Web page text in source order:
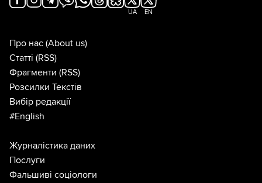
UA EN
Про нас (About us)
Статті (RSS)
Фрагменти (RSS)
Розсилки Текстів
Вибір редакції
#English
Журналістика даних
Послуги
Фальшиві соціологи